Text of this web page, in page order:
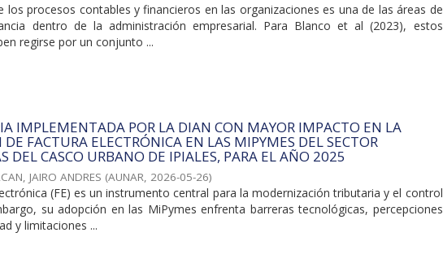
los procesos contables y financieros en las organizaciones es una de las áreas de
dentro de la administración empresarial. Para Blanco et al (2023), estos
regirse por un conjunto ...
IMPLEMENTADA POR LA DIAN CON MAYOR IMPACTO EN LA
FACTURA ELECTRÓNICA EN LAS MIPYMES DEL SECTOR
DEL CASCO URBANO DE IPIALES, PARA EL AÑO 2025
JAIRO ANDRES (AUNAR, 2026-05-26)
(FE) es un instrumento central para la modernización tributaria y el control
su adopción en las MiPymes enfrenta barreras tecnológicas, percepciones
y limitaciones ...